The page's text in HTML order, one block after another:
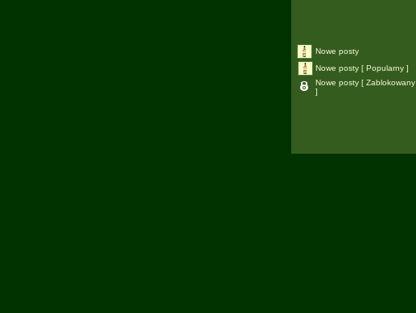
Nowe posty
Nowe posty [ Popularny ]
Nowe posty [ Zablokowany
]